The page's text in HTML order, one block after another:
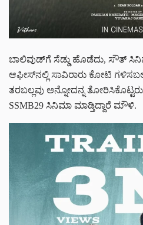
ಬಾಲಿವುಡ್‌ಗೆ ಸೆಡ್ಡು ಹೊಡೆದು, ಸೌತ್
ಆಫೀಸ್‌‌ನಲ್ಲಿ ಸಾವಿರಾರು ಕೋಟಿ
ತರಬಲ್ಲವು ಅನ್ನೋದನ್ನ
SSMB29 ಸಿನಿಮಾ ಮಾಡ್ತಿದ್ದಾರೆ ಮೌಳಿ.